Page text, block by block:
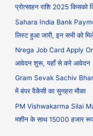
प्रोत्साहन राशि 2025 किसको
Sahara India Bank
लिस्ट हुआ जारी, इन सभी को
Nrega Job Card Apply
आवेदन शुरू, यहाँ से करे आवेदन
Gram Sevak Sachiv
में बंपर वैकेंसी का सुनहरा मौका
PM Vishwakarma Silai
मशीन के साथ 15000 हजार